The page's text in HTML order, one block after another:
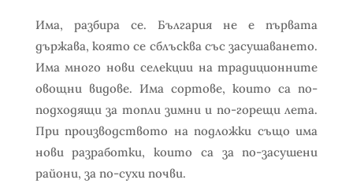
Има, разбира се. България не е първата
държава, която се сблъсква със засушаването.
Има много нови селекции на традиционните
овощни видове. Има сортове, които са по-
подходящи за топли зимни и по-горещи лета.
При производството на подложки също има
нови разработки, които са за по-засушени
райони, за по-сухи почви.